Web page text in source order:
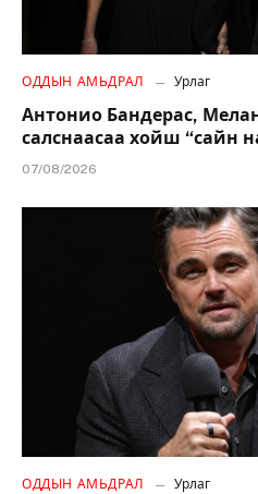
ОДДЫН АМЬДРАЛ Урлаг
Антонио Бандерас,
салснаасаа хойш “сайн
07/08/2026
ОДДЫН АМЬДРАЛ Урлаг